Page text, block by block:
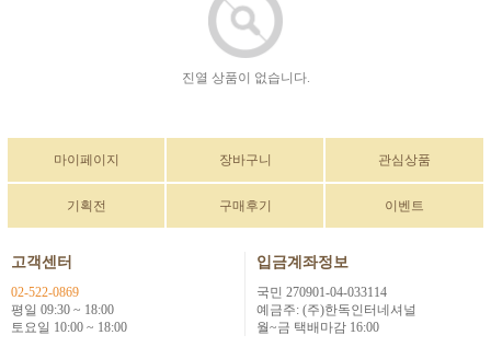
진열 상품이 없습니다.
마이페이지 장바구니 관심상품
기획전 구매후기 이벤트
고객센터
02-522-0869
평일 09:30 ~ 18:00
토요일 10:00 ~ 18:00
입금계좌정보
국민 270901-04-033114
예금주: (주)한독인터네셔널
월~금 택배마감 16:00